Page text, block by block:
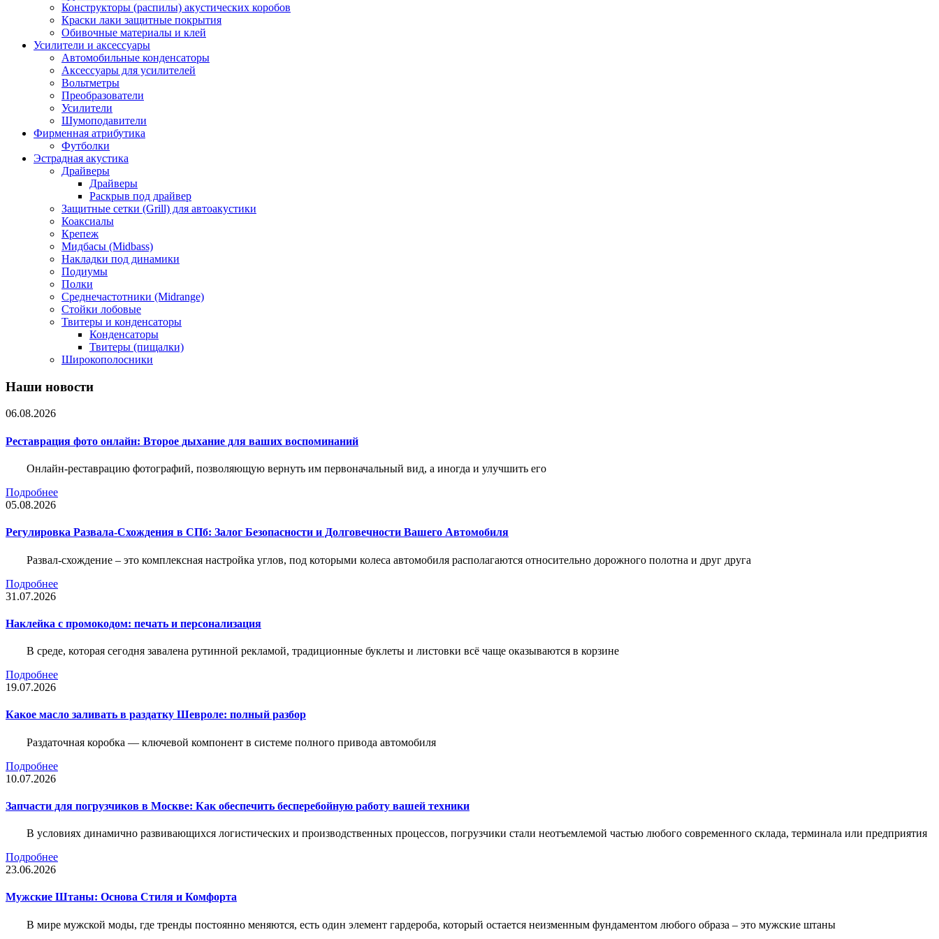
Конструкторы (распилы) акустических коробов
Краски лаки защитные покрытия
Обивочные материалы и клей
Усилители и аксессуары
Автомобильные конденсаторы
Аксессуары для усилителей
Вольтметры
Преобразователи
Усилители
Шумоподавители
Фирменная атрибутика
Футболки
Эстрадная акустика
Драйверы
Драйверы
Раскрыв под драйвер
Защитные сетки (Grill) для автоакустики
Коаксиалы
Крепеж
Мидбасы (Midbass)
Накладки под динамики
Подиумы
Полки
Среднечастотники (Midrange)
Стойки лобовые
Твитеры и конденсаторы
Конденсаторы
Твитеры (пищалки)
Широкополосники
Наши новости
06.08.2026
Реставрация фото онлайн: Второе дыхание для ваших воспоминаний
Онлайн-реставрацию фотографий, позволяющую вернуть им первоначальный вид, а иногда и улучшить его
Подробнее
05.08.2026
Регулировка Развала-Схождения в СПб: Залог Безопасности и Долговечности Вашего Автомобиля
Развал-схождение – это комплексная настройка углов, под которыми колеса автомобиля располагаются относительно дорожного полотна и друг друга
Подробнее
31.07.2026
Наклейка c промокодом: печать и персонализация
В среде, которая сегодня завалена рутинной рекламой, традиционные буклеты и листовки всё чаще оказываются в корзине
Подробнее
19.07.2026
Какое масло заливать в раздатку Шевроле: полный разбор
Раздаточная коробка — ключевой компонент в системе полного привода автомобиля
Подробнее
10.07.2026
Запчасти для погрузчиков в Москве: Как обеспечить бесперебойную работу вашей техники
В условиях динамично развивающихся логистических и производственных процессов, погрузчики стали неотъемлемой частью любого современного склада, терминала или предприятия
Подробнее
23.06.2026
Мужские Штаны: Основа Стиля и Комфорта
В мире мужской моды, где тренды постоянно меняются, есть один элемент гардероба, который остается неизменным фундаментом любого образа – это мужские штаны